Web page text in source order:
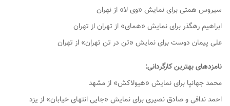
سیروس همتی برای نمایش «وی لا» از نهران
ابراهیم رهگذر برای نمایش «همای» از تهران از تهران
علی پیمان دوست برای نمایش «تن در تن تهران» از تهران
نامزدهای بهترین کارگردانی:
محمد جهانپا برای نمایش «هیولاکش» از مشهد
احمد ندافی و صادق نصیری برای نمایش «جایی انتهای خیابان» از یزد